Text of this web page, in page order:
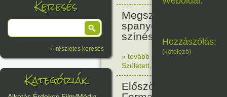
Keresés
» részletes keresés
Kategóriák
Megszületett Antonio
spanyol származású
színész.
» tovább olvasom|Nincs
Született
Először rendeztek
Hozzászólás:
(kötelező)